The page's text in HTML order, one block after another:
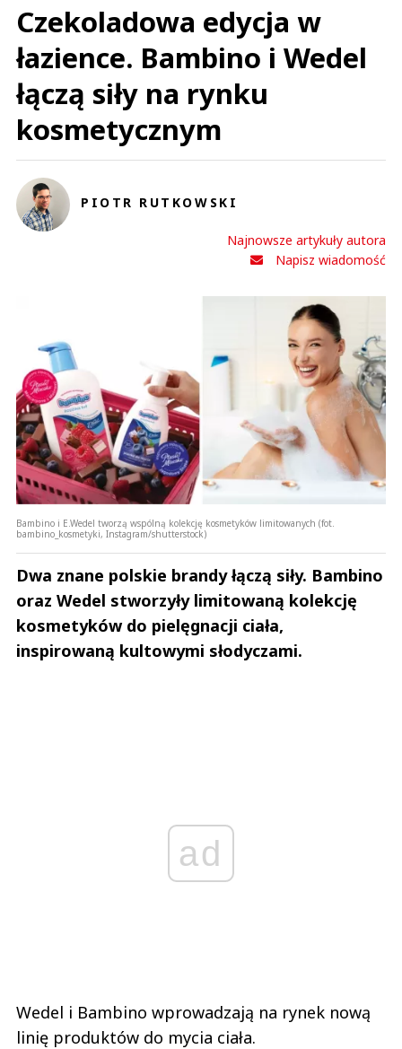
Czekoladowa edycja w
łazience. Bambino i Wedel
łączą siły na rynku
kosmetycznym
PIOTR RUTKOWSKI
Najnowsze artykuły autora
Napisz wiadomość
Bambino i E.Wedel tworzą wspólną kolekcję kosmetyków limitowanych (fot.
bambino_kosmetyki, Instagram/shutterstock)
Dwa znane polskie brandy łączą siły. Bambino
oraz Wedel stworzyły limitowaną kolekcję
kosmetyków do pielęgnacji ciała,
inspirowaną kultowymi słodyczami.
ad
Wedel i Bambino wprowadzają na rynek nową
linię produktów do mycia ciała.